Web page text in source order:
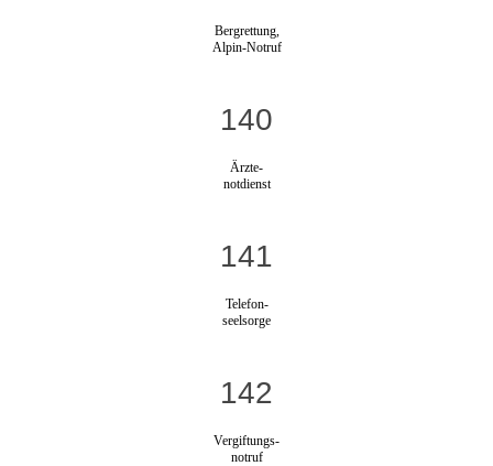
Bergrettung,
Alpin-Notruf
140
Ärzte-
notdienst
141
Telefon-
seelsorge
142
Vergiftungs-
notruf